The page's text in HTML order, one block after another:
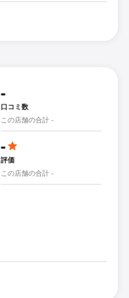
-
口コミ数
この店舗の合計 -
-
評価
この店舗の合計 -